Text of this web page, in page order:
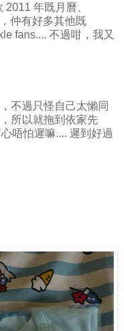
年既月曆、
仲有好多其他既
fans.... 不過咁，我又
不過只怪自己太懶同
所以就拖到依家先
唔怕遲嘛.... 遲到好過